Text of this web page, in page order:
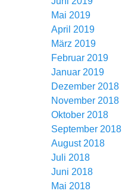
Mai 2019
April 2019
März 2019
Februar 2019
Januar 2019
Dezember 2018
November 2018
Oktober 2018
September 2018
August 2018
Juli 2018
Juni 2018
Mai 2018